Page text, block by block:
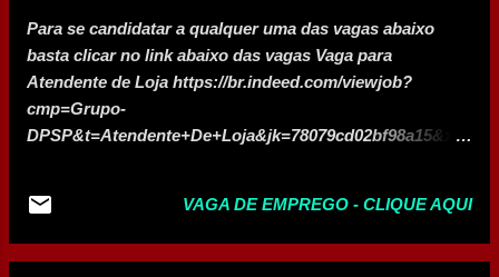
Para se candidatar a qualquer uma das vagas abaixo
basta clicar no link abaixo das vagas Vaga para
Atendente de Loja https://br.indeed.com/viewjob?
cmp=Grupo-
DPSP&t=Atendente+De+Loja&jk=78079cd02bf98a15&xps
https://br.indeed.com/viewjob?cmp=MSE-
engenharia&t=Almoxarife&jk=35e14977e6d178ce&xpse=
VAGA DE EMPREGO - CLIQUE AQUI